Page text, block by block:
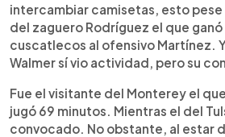
intercambiar camisetas, esto
del zaguero Rodríguez el que
cuscatlecos al ofensivo Martínez.
Walmer sí vio actividad, pero su
Fue el visitante del Monterey el
jugó 69 minutos. Mientras el del
convocado. No obstante, al estar